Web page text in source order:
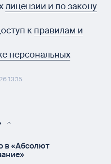
лицензии и по закону
к правилам и
персональных
13:15
в «Абсолют